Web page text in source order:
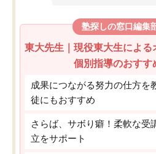
塾探しの窓口編集
東大先生｜現役東大生による
個別指導のおすす
成果につながる努力の仕方を
徒にもおすすめ
さらば、サボり癖！柔軟な受
立をサポート